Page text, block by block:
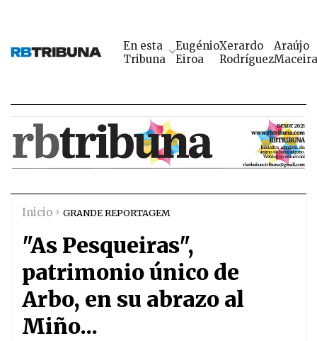
En esta
Tribuna
Eugénio
Eiroa
Xerardo
Rodríguez
Araújo
Maceira
Inicio GRANDE REPORTAGEM
"As Pesqueiras",
patrimonio único de
Arbo, en su abrazo al
Miño...